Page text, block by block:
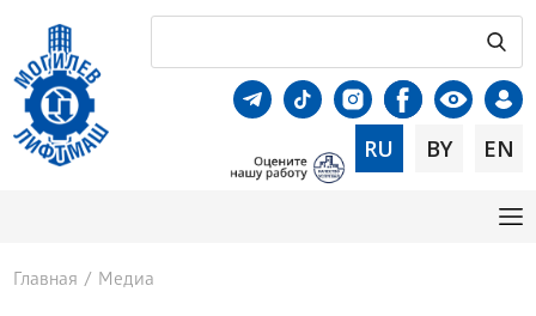
RU BY EN
Главная / Медиа